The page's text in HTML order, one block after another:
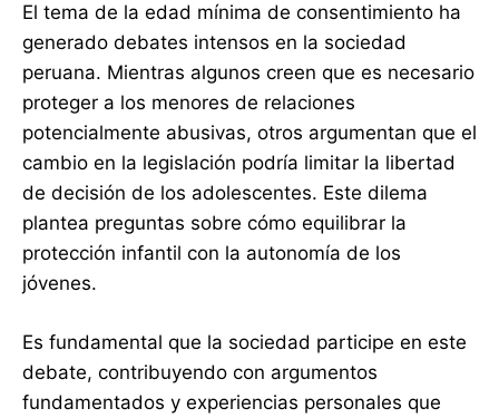
El tema de la edad mínima de consentimiento ha
generado debates intensos en la sociedad
peruana. Mientras algunos creen que es necesario
proteger a los menores de relaciones
potencialmente abusivas, otros argumentan que el
cambio en la legislación podría limitar la libertad
de decisión de los adolescentes. Este dilema
plantea preguntas sobre cómo equilibrar la
protección infantil con la autonomía de los
jóvenes.
Es fundamental que la sociedad participe en este
debate, contribuyendo con argumentos
fundamentados y experiencias personales que